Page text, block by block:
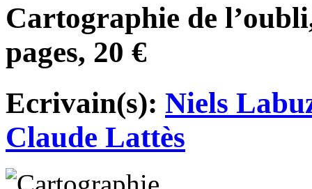
Cartographie de
pages, 20 €
Ecrivain(s): Niels
Claude Lattès